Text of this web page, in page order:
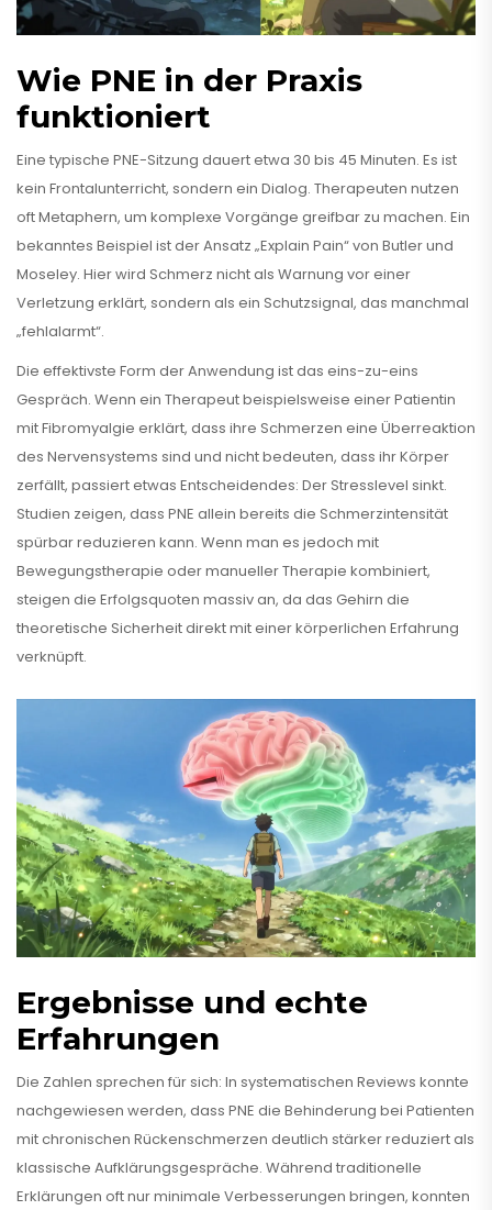
Wie PNE in der Praxis
funktioniert
Eine typische PNE-Sitzung dauert etwa 30 bis 45 Minuten. Es ist
kein Frontalunterricht, sondern ein Dialog. Therapeuten nutzen
oft Metaphern, um komplexe Vorgänge greifbar zu machen. Ein
bekanntes Beispiel ist der Ansatz „Explain Pain“ von Butler und
Moseley. Hier wird Schmerz nicht als Warnung vor einer
Verletzung erklärt, sondern als ein Schutzsignal, das manchmal
„fehlalarmt“.
Die effektivste Form der Anwendung ist das eins-zu-eins
Gespräch. Wenn ein Therapeut beispielsweise einer Patientin
mit Fibromyalgie erklärt, dass ihre Schmerzen eine Überreaktion
des Nervensystems sind und nicht bedeuten, dass ihr Körper
zerfällt, passiert etwas Entscheidendes: Der Stresslevel sinkt.
Studien zeigen, dass PNE allein bereits die Schmerzintensität
spürbar reduzieren kann. Wenn man es jedoch mit
Bewegungstherapie oder manueller Therapie kombiniert,
steigen die Erfolgsquoten massiv an, da das Gehirn die
theoretische Sicherheit direkt mit einer körperlichen Erfahrung
verknüpft.
Ergebnisse und echte
Erfahrungen
Die Zahlen sprechen für sich: In systematischen Reviews konnte
nachgewiesen werden, dass PNE die Behinderung bei Patienten
mit chronischen Rückenschmerzen deutlich stärker reduziert als
klassische Aufklärungsgespräche. Während traditionelle
Erklärungen oft nur minimale Verbesserungen bringen, konnten